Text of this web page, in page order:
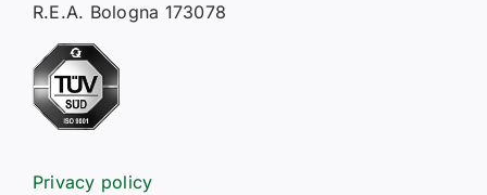
R.E.A. Bologna 173078
Privacy policy